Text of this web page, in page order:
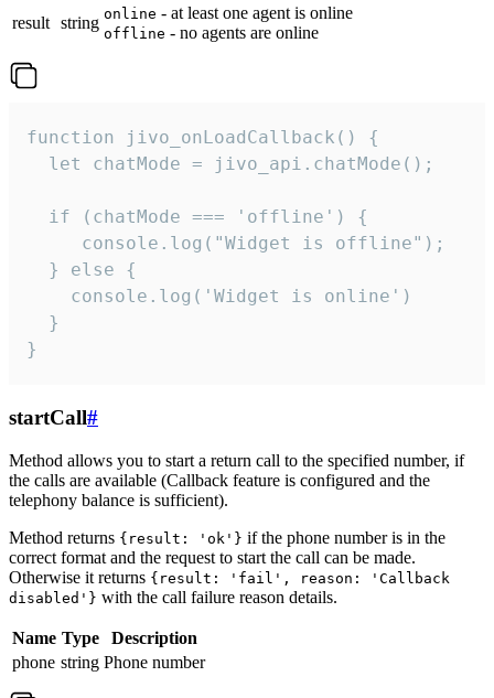
result string online - at least one agent is online
offline - no agents are online
function jivo_onLoadCallback() {
  let chatMode = jivo_api.chatMode();
  if (chatMode === 'offline') {
     console.log("Widget is offline");
  } else {
    console.log('Widget is online')
  }
}
startCall#
Method allows you to start a return call to the specified number, if
the calls are available (Callback feature is configured and the
telephony balance is sufficient).
Method returns {result: 'ok'} if the phone number is in the
correct format and the request to start the call can be made.
Otherwise it returns {result: 'fail', reason: 'Callback
disabled'} with the call failure reason details.
Name Type
Description
phone string Phone number